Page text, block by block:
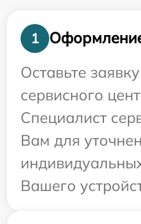
1
Оставьте
сервисного
Специалист
Вам для
Вашего